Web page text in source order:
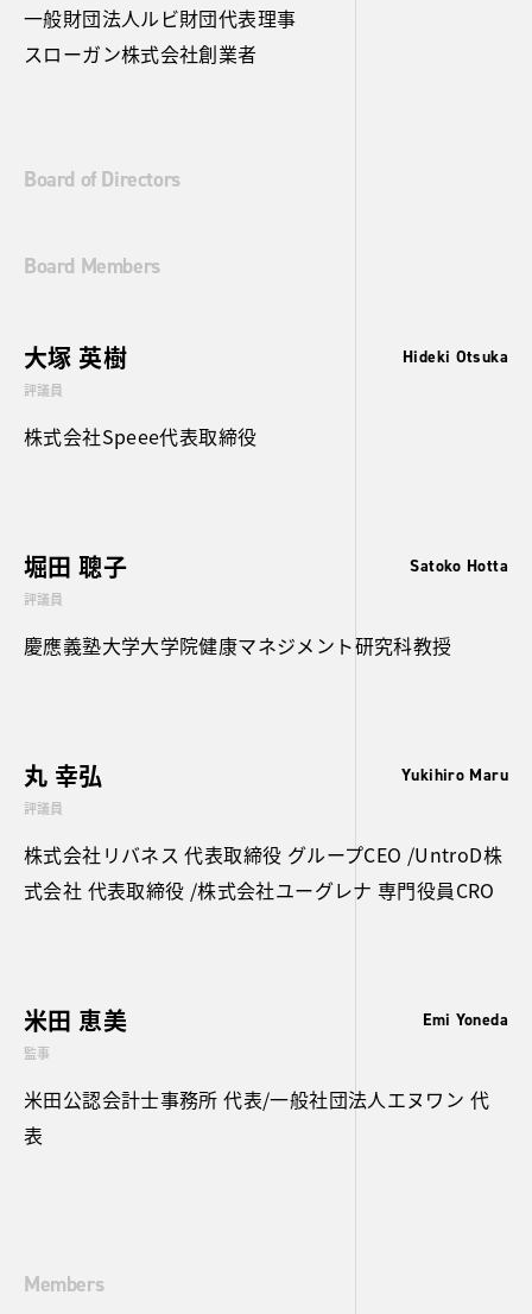
一般財団法人ルビ財団代表理事
スローガン株式会社創業者
Board of Directors
Board Members
大塚 英樹 Hideki Otsuka
評議員
株式会社Speee代表取締役
堀田 聰子 Satoko Hotta
評議員
慶應義塾大学大学院健康マネジメント研究科教授
丸 幸弘 Yukihiro Maru
評議員
株式会社リバネス 代表取締役 グループCEO /UntroD株
式会社 代表取締役 /株式会社ユーグレナ 専門役員CRO
米田 恵美 Emi Yoneda
監事
米田公認会計士事務所 代表/一般社団法人エヌワン 代
表
Members